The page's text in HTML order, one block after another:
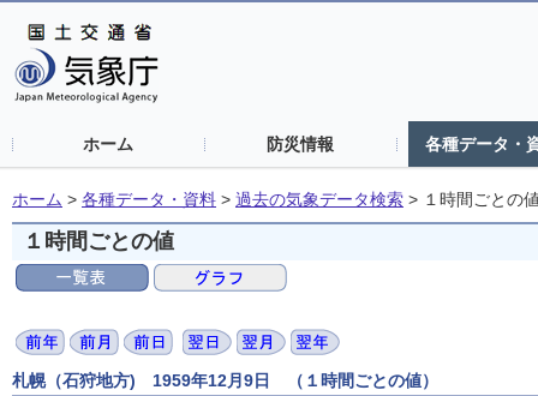
ホーム 防災情報 各種データ・
ホーム > 各種データ・資料 > 過去の気象データ検索 > １時間ごとの
１時間ごとの値
札幌（石狩地方) 1959年12月9日 （１時間ごとの値）